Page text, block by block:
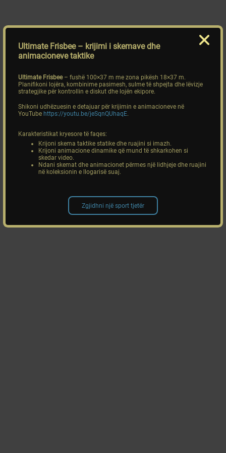
Ultimate Frisbee– krijimi i skemave dhe
animacioneve taktike
Ultimate Frisbee– fushë 100×37 m me zona pikësh 18×37 m.
Planifikoni lojëra, kombinime pasimesh, sulme të shpejta dhe lëvizje
strategjike për kontrollin e diskut dhe lojën ekipore.
Shikoni udhëzuesin e detajuar për krijimin e animacioneve në
YouTube https://youtu.be/jeSqnQUhaqE.
Karakteristikat kryesore të faqes:
Krijoni skema taktike statike dhe ruajini si imazh.
Krijoni animacione dinamike që mund të shkarkohen si
skedar video.
Ndani skemat dhe animacionet përmes një lidhjeje dhe ruajini
në koleksionin e llogarisë suaj.
Zgjidhni një sport tjetër